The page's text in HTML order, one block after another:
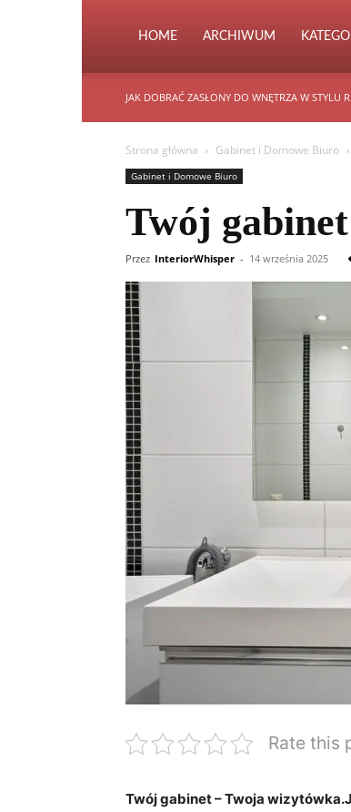
HOME ARCHIWUM
JAK DOBRAĆ ZASŁONY DO WNĘTRZA W STYLU
Strona główna Gabinet i Domowe Biuro
Gabinet i Domowe Biuro
Twój
Przez InteriorWhisper - 14 września 2025
Rate this
Twój gabinet – Twoja